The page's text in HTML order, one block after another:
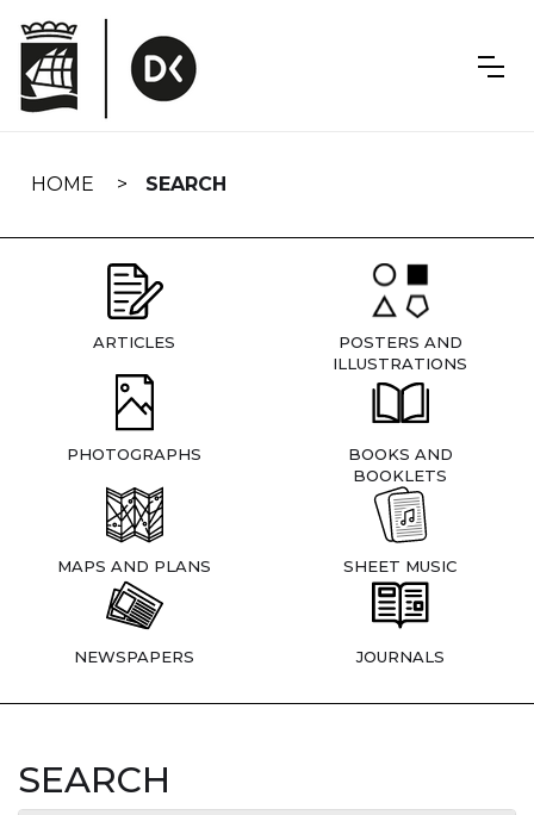
navigation
HOME SEARCH
ARTICLES
POSTERS AND
ILLUSTRATIONS
PHOTOGRAPHS
BOOKS AND
BOOKLETS
MAPS AND PLANS SHEET MUSIC
NEWSPAPERS JOURNALS
SEARCH